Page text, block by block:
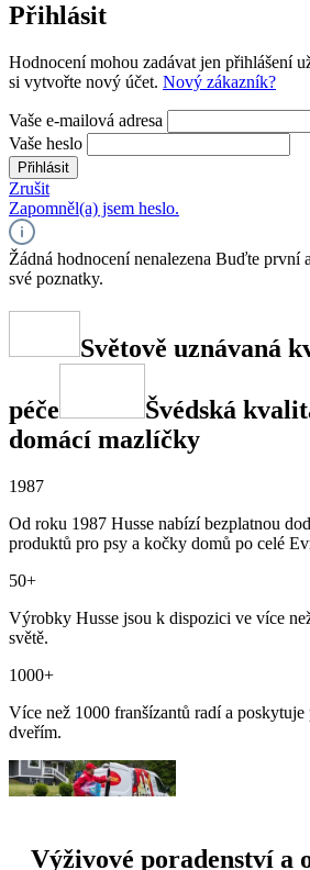
Přihlásit
Hodnocení mohou zadávat jen přihlášení
si vytvořte nový účet. Nový zákazník?
Vaše e-mailová adresa
Vaše heslo
Přihlásit
Zrušit
Zapomněl(a) jsem heslo.
Žádná hodnocení nenalezena Buďte první
své poznatky.
Světově uznávaná
péče
Švédská
domácí mazlíčky
1987
Od roku 1987 Husse nabízí bezplatnou
produktů pro psy a kočky domů po celé
50+
Výrobky Husse jsou k dispozici ve více
světě.
1000+
Více než 1000 franšízantů radí a
dveřím.
Výživové poradenství a